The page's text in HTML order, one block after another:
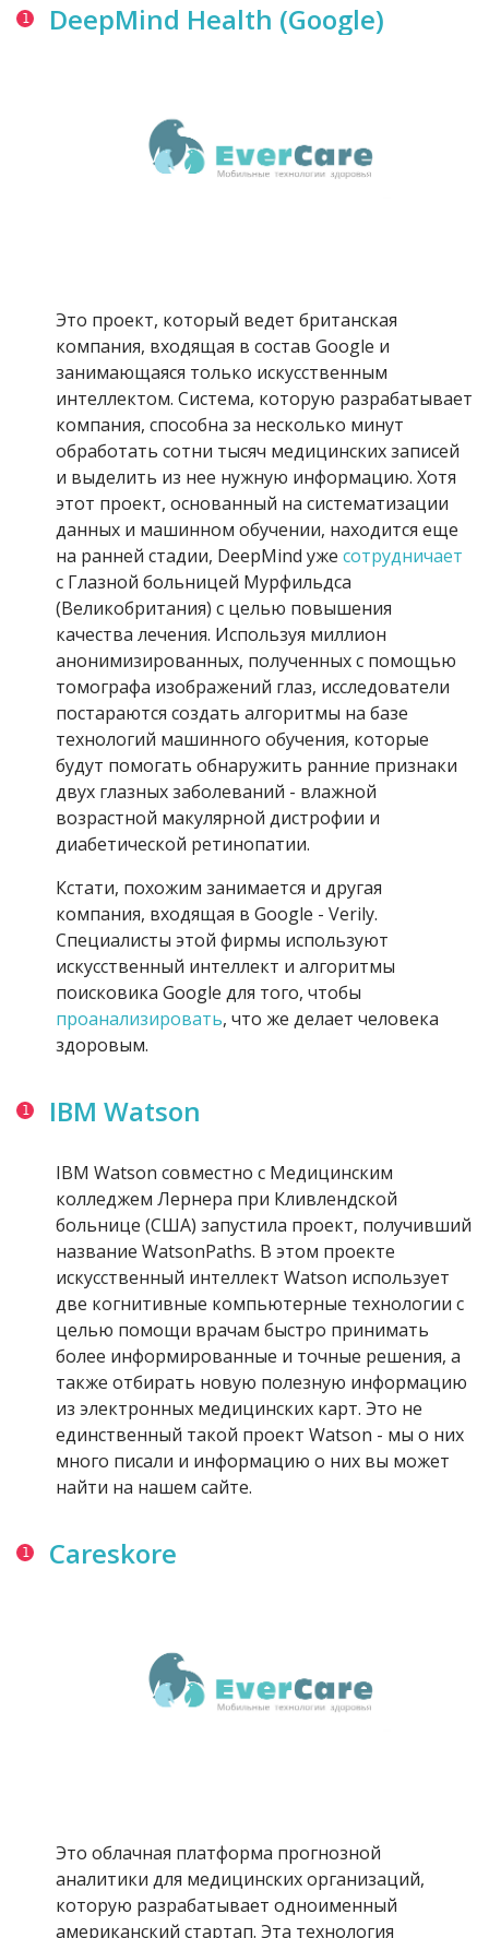
DeepMind Health (Google)
Это проект, который ведет британская
компания, входящая в состав Google и
занимающаяся только искусственным
интеллектом. Система, которую разрабатывает
компания, способна за несколько минут
обработать сотни тысяч медицинских записей
и выделить из нее нужную информацию. Хотя
этот проект, основанный на систематизации
данных и машинном обучении, находится еще
на ранней стадии, DeepMind уже сотрудничает
с Глазной больницей Мурфильдса
(Великобритания) с целью повышения
качества лечения. Используя миллион
анонимизированных, полученных с помощью
томографа изображений глаз, исследователи
постараются создать алгоритмы на базе
технологий машинного обучения, которые
будут помогать обнаружить ранние признаки
двух глазных заболеваний - влажной
возрастной макулярной дистрофии и
диабетической ретинопатии.
Кстати, похожим занимается и другая
компания, входящая в Google - Verily.
Специалисты этой фирмы используют
искусственный интеллект и алгоритмы
поисковика Google для того, чтобы
проанализировать, что же делает человека
здоровым.
IBM Watson
IBM Watson совместно с Медицинским
колледжем Лернера при Кливлендской
больнице (США) запустила проект, получивший
название WatsonPaths. В этом проекте
искусственный интеллект Watson использует
две когнитивные компьютерные технологии с
целью помощи врачам быстро принимать
более информированные и точные решения, а
также отбирать новую полезную информацию
из электронных медицинских карт. Это не
единственный такой проект Watson - мы о них
много писали и информацию о них вы может
найти на нашем сайте.
Careskore
Это облачная платформа прогнозной
аналитики для медицинских организаций,
которую разрабатывает одноименный
американский стартап. Эта технология